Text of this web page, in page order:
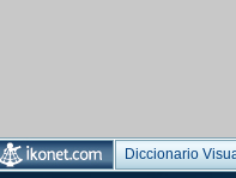
Diccionario